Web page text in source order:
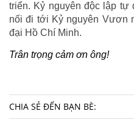
triển. Kỷ nguyên độc lập
nối đi tới Kỷ nguyên Vươn
đại Hồ Chí Minh.
Trân trọng cảm ơn ông!
CHIA SẺ ĐẾN BẠN BÈ: